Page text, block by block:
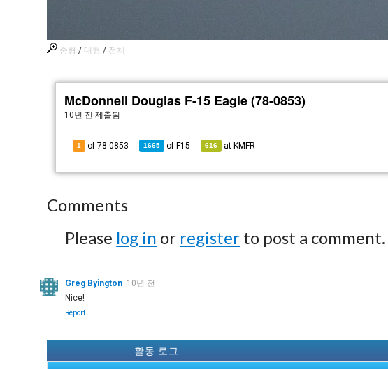
중형 / 대형 / 전체
McDonnell Douglas F-15 Eagle (78-0853)
10년 전 제출됨
1 of 78-0853 1665 of F15 616 at KMFR
Comments
Please log in or register to post a comment.
Greg Byington 10년 전
Nice!
Report
활동 로그